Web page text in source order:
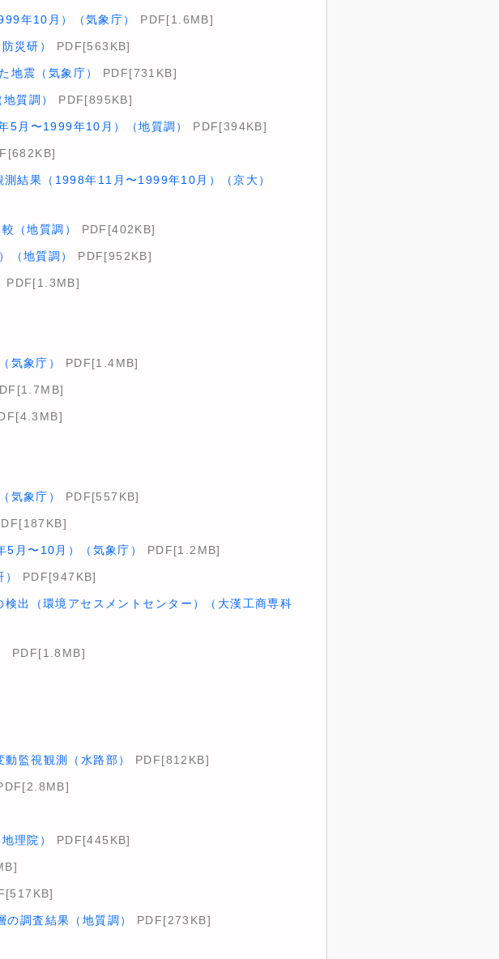
年10月）（気象庁） PDF[1.6MB]
災研） PDF[563KB]
地震（気象庁） PDF[731KB]
質調） PDF[895KB]
5月〜1999年10月）（地質調） PDF[394KB]
結果（1998年11月〜1999年10月）（京大）
（地質調） PDF[402KB]
（地質調） PDF[952KB]
PDF[1.3MB]
気象庁） PDF[1.4MB]
気象庁） PDF[557KB]
月〜10月）（気象庁） PDF[1.2MB]
PDF[947KB]
出（環境アセスメントセンター）（大漢工商専科
PDF[1.8MB]
監視観測（水路部） PDF[812KB]
理院） PDF[445KB]
調査結果（地質調） PDF[273KB]